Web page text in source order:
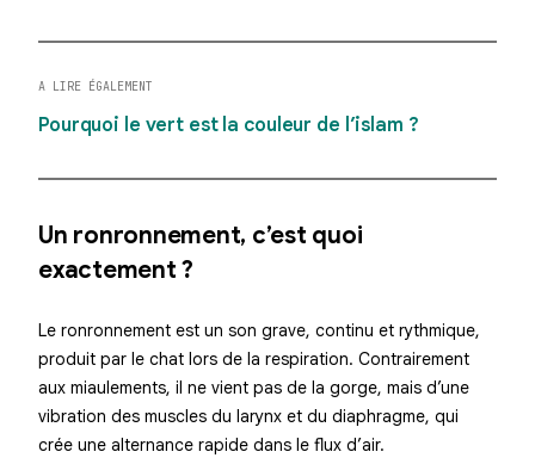
A LIRE ÉGALEMENT
Pourquoi le vert est la couleur de l’islam ?
Un ronronnement, c’est quoi
exactement ?
Le ronronnement est un son grave, continu et rythmique,
produit par le chat lors de la respiration. Contrairement
aux miaulements, il ne vient pas de la gorge, mais d’une
vibration des muscles du larynx et du diaphragme, qui
crée une alternance rapide dans le flux d’air.